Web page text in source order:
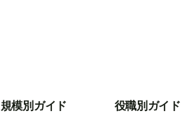
規模別ガイド 役職別ガイド